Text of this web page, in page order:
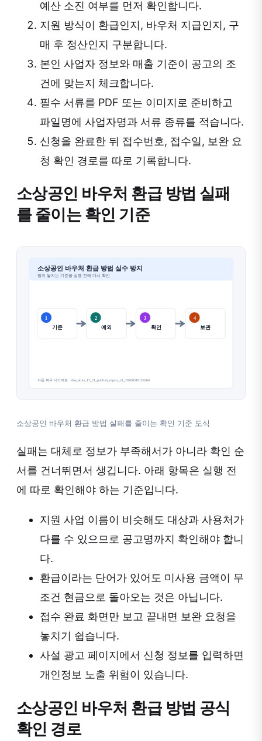
예산 소진 여부를 먼저 확인합니다.
지원 방식이 환급인지, 바우처 지급인지, 구
매 후 정산인지 구분합니다.
본인 사업자 정보와 매출 기준이 공고의 조
건에 맞는지 체크합니다.
필수 서류를 PDF 또는 이미지로 준비하고
파일명에 사업자명과 서류 종류를 적습니다.
신청을 완료한 뒤 접수번호, 접수일, 보완 요
청 확인 경로를 따로 기록합니다.
소상공인 바우처 환급 방법 실패
를 줄이는 확인 기준
소상공인 바우처 환급 방법 실패를 줄이는 확인 기준 도식
실패는 대체로 정보가 부족해서가 아니라 확인 순
서를 건너뛰면서 생깁니다. 아래 항목은 실행 전
에 따로 확인해야 하는 기준입니다.
지원 사업 이름이 비슷해도 대상과 사용처가
다를 수 있으므로 공고명까지 확인해야 합니
다.
환급이라는 단어가 있어도 미사용 금액이 무
조건 현금으로 돌아오는 것은 아닙니다.
접수 완료 화면만 보고 끝내면 보완 요청을
놓치기 쉽습니다.
사설 광고 페이지에서 신청 정보를 입력하면
개인정보 노출 위험이 있습니다.
소상공인 바우처 환급 방법 공식
확인 경로